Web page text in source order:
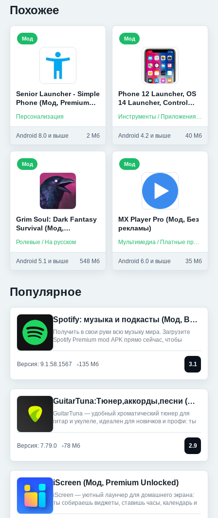
Похожее
Senior Launcher - Simple
Phone (Мод, Premium
Персонализация
Android 8.0 и выше 2 Мб
Мод
Phone 12 Launcher, OS
14 Launcher, Control
Инструменты / Приложения на русском
Android 4.2 и выше 40 Мб
Мод
Grim Soul: Dark Fantasy
Survival (Мод,
Ролевые / На русском
Android 5.1 и выше 548 Мб
Мод
MX Player Pro (Мод, Без
рекламы)
Мультимедиа / Платные приложения
Android 6.0 и выше 35 Мб
Мод
Популярное
Spotify: музыка и подкасты (Мод, Всё разблокировано)
Получить в свои руки всю музыку мира. Загрузите
Spotify Premium mod APK прямо сейчас, чтобы
Версия: 9.1.58.1567 135 Мб 3.1
GuitarTuna:Тюнер,аккорды,песни (Мод, Premium Unlocked)
GuitarTuna — удобный хроматический тюнер для
гитар и укулеле, идеален для новичков и профи: ты
Версия: 7.79.0 78 Мб 2.9
iScreen (Мод, Premium Unlocked)
iScreen — уютный лаунчер для домашнего экрана:
ты собираешь виджеты, ставишь часы, календарь и